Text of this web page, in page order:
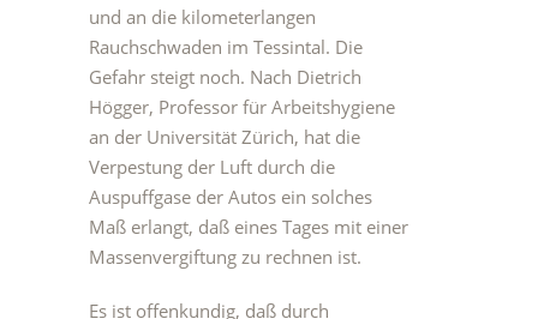
und an die kilometerlangen
Rauchschwaden im Tessintal. Die
Gefahr steigt noch. Nach Dietrich
Högger, Professor für Arbeitshygiene
an der Universität Zürich, hat die
Verpestung der Luft durch die
Auspuffgase der Autos ein solches
Maß erlangt, daß eines Tages mit einer
Massenvergiftung zu rechnen ist.
Es ist offenkundig, daß durch